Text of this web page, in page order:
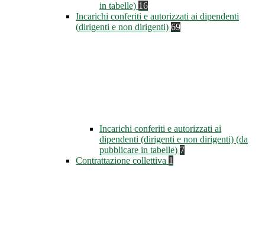
in tabelle) 16
Incarichi conferiti e autorizzati ai dipendenti
(dirigenti e non dirigenti) 69
Incarichi conferiti e autorizzati ai
dipendenti (dirigenti e non dirigenti) (da
pubblicare in tabelle) 7
Contrattazione collettiva 1